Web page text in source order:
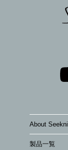
About
製品一覧